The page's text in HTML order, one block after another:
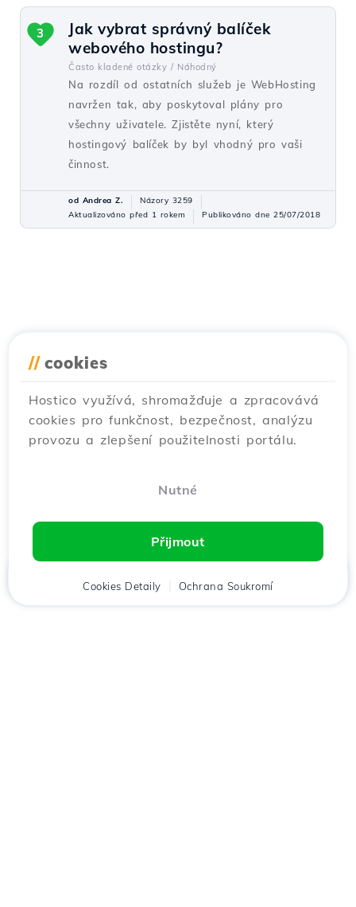
Jak vybrat správný balíček
webového hostingu?
Často kladené otázky / Náhodný
Na rozdíl od ostatních služeb je WebHosting
navržen tak, aby poskytoval plány pro
všechny uživatele. Zjistěte nyní, který
hostingový balíček by byl vhodný pro vaši
činnost.
3
od Andrea Z.
Názory 3259
Aktualizováno před 1 rokem
Publikováno dne 25/07/2018
// cookies
Hostico využívá, shromažďuje a zpracovává
cookies pro funkčnost, bezpečnost, analýzu
provozu a zlepšení použitelnosti portálu.
Nutné
Přijmout
Cookies Detaily Ochrana Soukromí
Klient Košík Chat